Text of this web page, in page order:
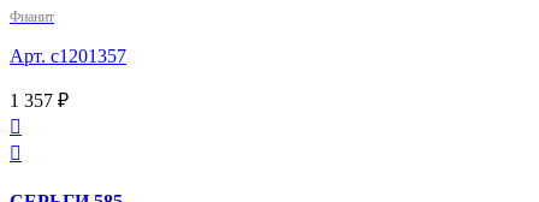
Фианит
Арт. с1201357
1 357 ₽

